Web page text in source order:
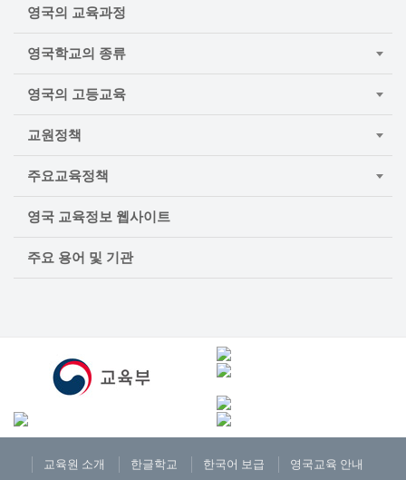
영국의 교육과정
영국학교의 종류
영국의 고등교육
교원정책
주요교육정책
영국 교육정보 웹사이트
주요 용어 및 기관
교육원 소개 한글학교 한국어 보급
영국교육 안내